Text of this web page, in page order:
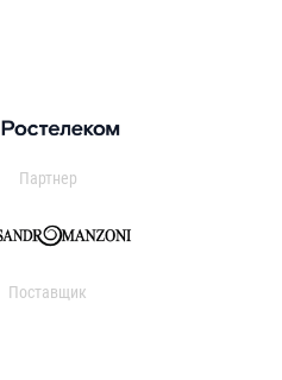
Партнер
Поставщик